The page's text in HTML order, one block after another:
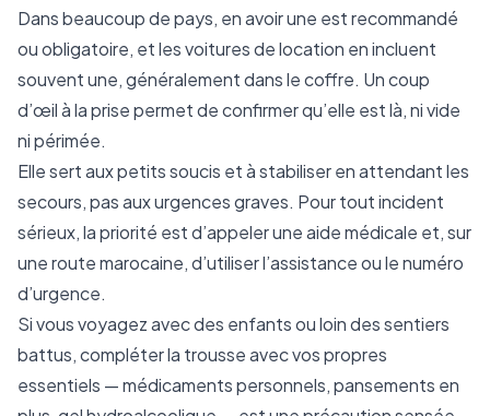
Dans beaucoup de pays, en avoir une est recommandé
ou obligatoire, et les voitures de location en incluent
souvent une, généralement dans le coffre. Un coup
d’œil à la prise permet de confirmer qu’elle est là, ni vide
ni périmée.
Elle sert aux petits soucis et à stabiliser en attendant les
secours, pas aux urgences graves. Pour tout incident
sérieux, la priorité est d’appeler une aide médicale et, sur
une route marocaine, d’utiliser l’assistance ou le numéro
d’urgence.
Si vous voyagez avec des enfants ou loin des sentiers
battus, compléter la trousse avec vos propres
essentiels — médicaments personnels, pansements en